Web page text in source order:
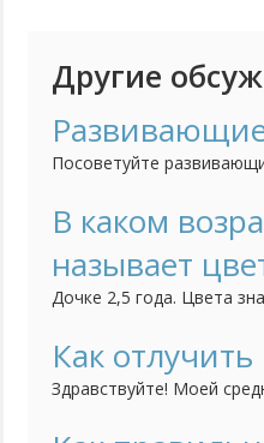
Другие
Посоветуйте
В каком
называет
Дочке 2,5 года. Цвета
все остальные у нее
цвет как солнышко -
Как
Здравствуйте! Моей
бросит. Всю